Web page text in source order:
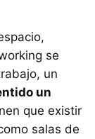
se
un
un
que existir
salas de